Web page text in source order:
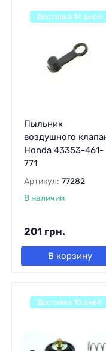
Пыльник
воздушного
Honda 43353-461-
771
Артикул: 77282
В наличии
201 грн.
В корзину
Доставка 14 дней
Доставка 10 дней